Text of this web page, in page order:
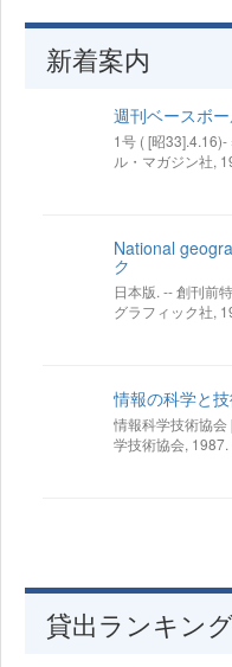
新着案内
週刊ベースボ
1号 ( [昭
ル・マガジン社,
National
ク
日本版. -- 創刊前
グラフィック社,
情報の科学と
情報科学技術協会
学技術協会,
貸出ランキン